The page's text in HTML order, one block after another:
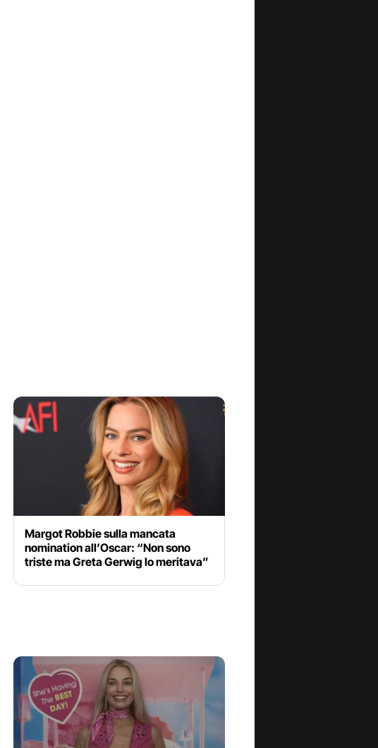
Margot Robbie sulla mancata
nomination all’Oscar: “Non sono
triste ma Greta Gerwig lo meritava”